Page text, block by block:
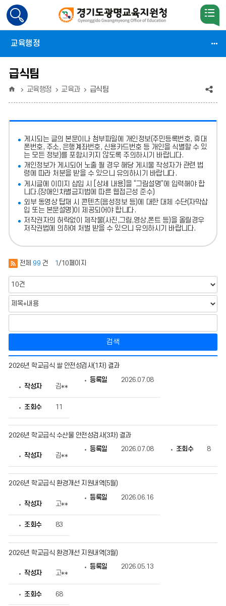
검
색
성
교육행정
급식팀
교육행정 교육과 급식팀
공
(상
게시되는 글의 본문이나 첨부파일에 개인정보(주민등록번호, 휴대
폰번호, 주소, 은행계좌번호, 신용카드번호 등 개인을 식별할 수 있
는 모든 정보)를 포함시키지 않도록 주의 하시기 바랍니다.
개인정보가 게시되어 노출 될 경우 해당 게시물 작성자가 관련 법
령에 따라 처분을 받을 수 있으니 유의하시기 바랍니다.
게시글에 이미지 삽입 시 [상세 내용]을 “그림설명”에 입력해야 합
니다.(장애인차별금지법에 따른 웹접근성 준수)
외부 동영상 탑재 시 콘텐츠(음성정보 등)에 대한 대체 수단(자막삽
입 또는 본문설명)이 제공되어야 합니다.
저작권자의 허락없이 제작물(사진,그림,영상,폰트 등)을 올릴경우
저작권법에 의하여 처벌 받을 수 있으니 유의하시기 바랍니다.
전체 99 건 1 /10페이지
검색
식
시
번
호,
제
자,
등
록
수
를
확
인
습
2026년 학교급식 쌀 안전성검사(1차) 결과
작성자 김**
등록일 2026.07.08
조회수 11
2026년 학교급식 수산물 안전성검사(3차) 결과
작성자 김**
등록일 2026.07.08 조회수 8
2026년 학교급식 환경개선 지원내역(5월)
작성자 고**
등록일 2026.06.16
조회수 83
2026년 학교급식 환경개선 지원내역(3월)
작성자 고**
등록일 2026.05.13
조회수 68